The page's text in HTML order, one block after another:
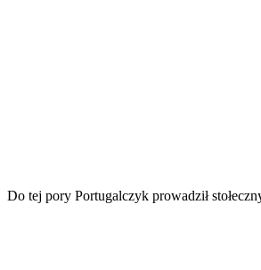
Do tej pory Portugalczyk prowadził